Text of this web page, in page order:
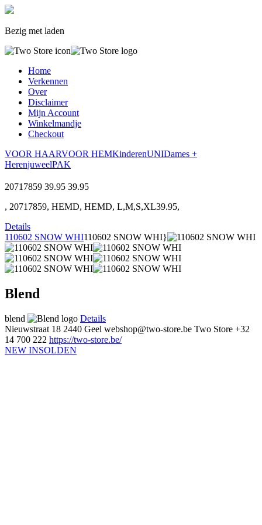
Bezig met laden
Home
Verkennen
Over
Disclaimer
Mijn Account
Winkelmandje
Checkout
VOOR HAARVOOR HEMKinderenUNIDames +
HerenjuweelPAK
20717859 39.95 39.95
, 20717859, HEMD, HEMD, L,M,S,XL39.95,
Details
110602 SNOW WHI110602 SNOW WHI}
Blend
blend
Details
Nieuwstraat 18 2440 Geel webshop@two-store.be Two Store +32
14 700 222 https://two-store.be/
NEW INSOLDEN